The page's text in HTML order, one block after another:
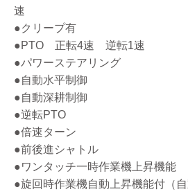
速
●クリープ有
●PTO 正転4速 逆転1速
●パワーステアリング
●自動水平制御
●自動深耕制御
●逆転PTO
●倍速ターン
●前後進シャトル
●ワンタッチ一時作業機上昇機能
●旋回時作業機自動上昇機能付（自